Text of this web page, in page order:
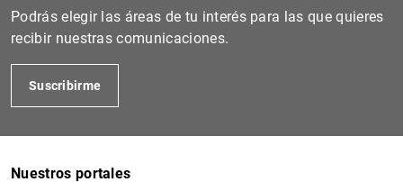
Podrás elegir las áreas de tu interés para las que quieres
recibir nuestras comunicaciones.
Suscribirme
Nuestros portales